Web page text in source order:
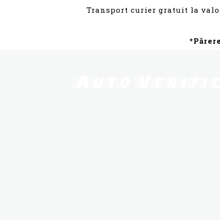
Transport curier gratuit la